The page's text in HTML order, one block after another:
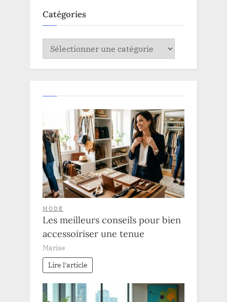
Catégories
Catégories
MODE
Les meilleurs conseils pour bien
accessoiriser une tenue
Marise
Lire l'article